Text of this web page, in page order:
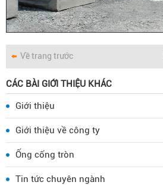
Về trang trước
CÁC BÀI GIỚI THIỆU KHÁC
Giới thiệu
Giới thiệu về công ty
Ống cống tròn
Tin tức chuyên ngành